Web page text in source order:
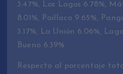
3.47%, Los Lagos 6.78%,
8.01%, Paillaco 9.65%,
3.17%, La Unión 6.06%,
Bueno 6.39%
Respecto al porcentaje